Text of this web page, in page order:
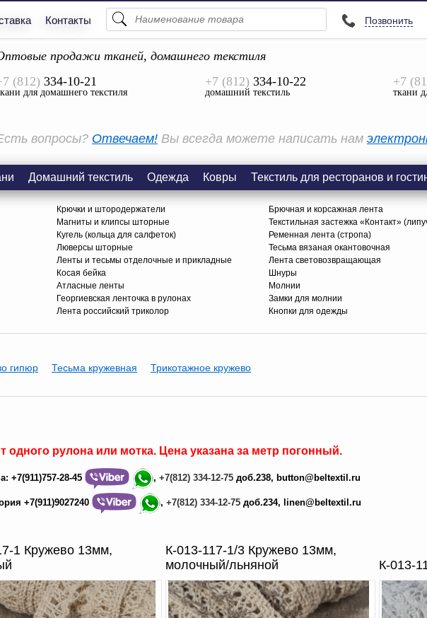
Контакты
Просмотреть Все
Позвонить
продажи тканей, домашнего текстиля
(812) 334-10-21
для домашнего текстиля
+7 (812) 334-10-22
домашний текстиль
+7
ткани
вопросы? Отвечаем! Вы всегда можете написать нам
Домашний текстиль Одежда Ковры Текстиль для ресторанов и
Крючки и штородержатели
Магниты и клипсы шторные
Кугель (кольца для салфеток)
Люверсы шторные
Ленты и тесьмы отделочные и прикладные
Косая бейка
Атласные ленты
Георгиевская ленточка в рулонах
Лента российский триколор
Брючная и корсажная лента
Текстильная застежка «Контакт»
Ременная лента (стропа)
Тесьма вязаная окантовочная
Лента световозвращающая
Шнуры
Молнии
Замки для молнии
Кнопки для одежды
гипюр Тесьма кружевная Трикотажное кружево
одного рулона или мотка. Цена указана за метр погонный.
+7(911)757-28-45 , +7(812) 334-12-75 доб.238, button@beltextil.ru
+7(911)9027240 , +7(812) 334-12-75 доб.234, linen@beltextil.ru
1 Кружево 13мм,
К-013-117-1/3 Кружево 13мм,
молочный/льняной
К-013-